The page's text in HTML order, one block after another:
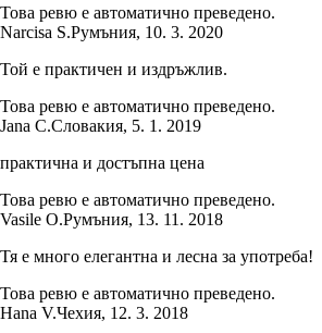
Това ревю е автоматично преведено.
Narcisa S.Румъния, 10. 3. 2020
Той е практичен и издръжлив.
Това ревю е автоматично преведено.
Jana C.Словакия, 5. 1. 2019
практична и достъпна цена
Това ревю е автоматично преведено.
Vasile O.Румъния, 13. 11. 2018
Тя е много елегантна и лесна за употреба!
Това ревю е автоматично преведено.
Hana V.Чехия, 12. 3. 2018